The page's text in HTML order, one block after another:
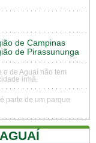
de Campinas
de Pirassununga
o de Aguaí não tem
irmã.
parte de um parque